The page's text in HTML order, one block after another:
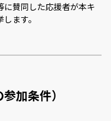
賛同した応援者が本キ
ます。
加条件）